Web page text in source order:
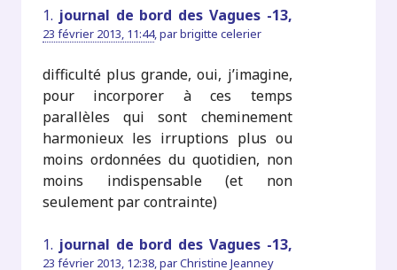
1. journal de bord des Vagues -13,
23 février 2013, 11:44,parbrigitte celerier
difficulté plus grande, oui, j’imagine,
pour incorporer à ces temps
parallèles qui sont cheminement
harmonieux les irruptions plus ou
moins ordonnées du quotidien, non
moins indispensable (et non
seulement par contrainte)
1. journal de bord des Vagues -13,
23 février 2013, 12:38,parChristine Jeanney